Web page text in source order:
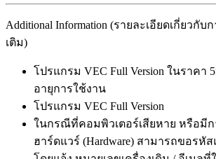
Additional Information (รายละเอียดเกี่ยวกับ
เติม)
โปรแกรม VEC Full Version ในราคา
อายุการใช้งาน
โปรแกรม VEC Full Version
ในกรณีที่คอมพิวเตอร์เสียหาย หรือมีก
ฮาร์ดแวร์ (Hardware) สามารถขอรหั